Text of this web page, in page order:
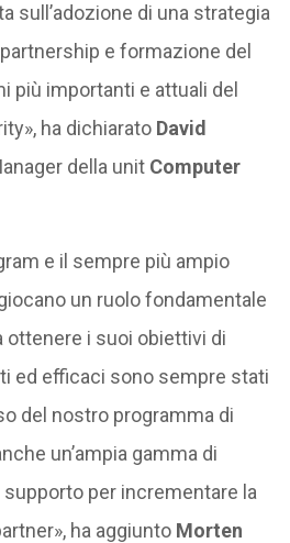
sull’adozione di una strategia
e formazione del
più importanti e attuali del
ha dichiarato David
della unit Computer
e il sempre più ampio
un ruolo fondamentale
ottenere i suoi obiettivi di
ed efficaci sono sempre stati
del nostro programma di
un’ampia gamma di
per incrementare la
ha aggiuntoMorten